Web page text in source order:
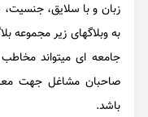
زبان و با سلایق،
به وبلاگهای زیر مجموعه
جامعه ای میتواند مخاطب
صاحبان مشاغل جهت
باشد.